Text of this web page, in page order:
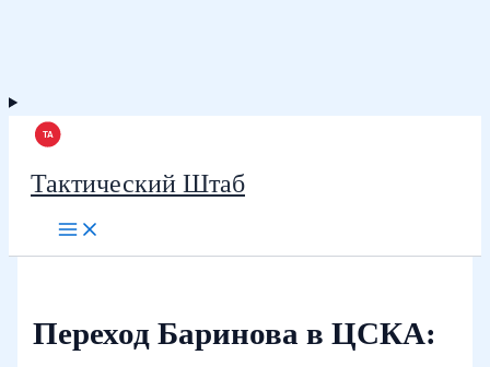
Тактический Штаб
Переход Баринова в ЦСКА: